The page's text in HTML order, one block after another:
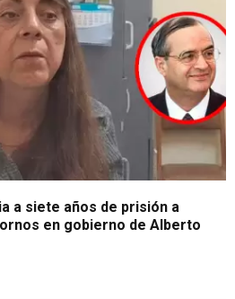
a siete años de prisión a
en gobierno de Alberto